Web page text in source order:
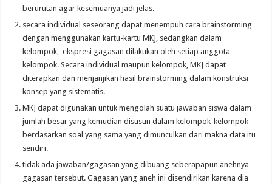
berurutan agar kesemuanya jadi jelas.
secara individual seseorang dapat menempuh cara brainstorming
dengan menggunakan kartu-kartu MKJ, sedangkan dalam
kelompok, ekspresi gagasan dilakukan oleh setiap anggota
kelompok. Secara individual maupun kelompok, MKJ dapat
diterapkan dan menjanjikan hasil brainstorming dalam konstruksi
konsep yang sistematis.
MKJ dapat digunakan untuk mengolah suatu jawaban siswa dalam
jumlah besar yang kemudian disusun dalam kelompok-kelompok
berdasarkan soal yang sama yang dimunculkan dari makna data itu
sendiri.
tidak ada jawaban/gagasan yang dibuang seberapapun anehnya
gagasan tersebut. Gagasan yang aneh ini disendirikan karena dia